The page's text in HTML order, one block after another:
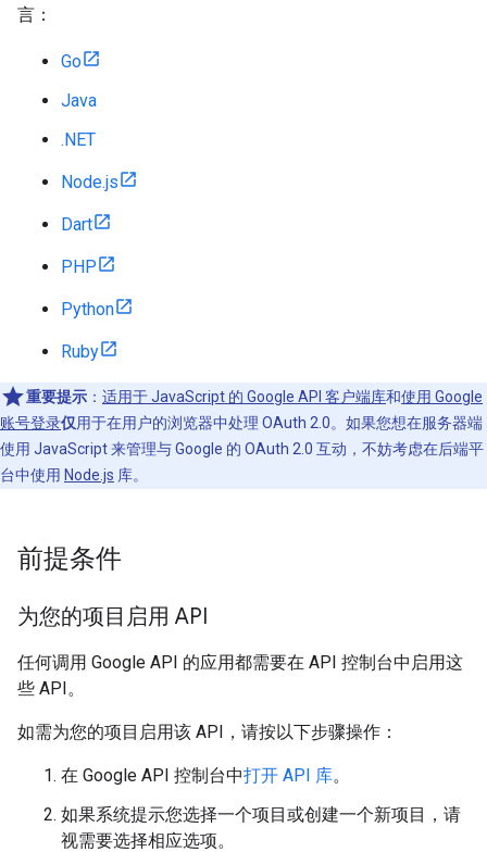
言：
Go
Java
.NET
Node.js
Dart
PHP
Python
Ruby
重要提示 ： 适用于 JavaScript 的 Google API 客户端库和使用 Google
账号登录仅用于在用户的浏览器中处理 OAuth 2.0。如果您想在服务器端
使用 JavaScript 来管理与 Google 的 OAuth 2.0 互动，不妨考虑在后端平
台中使用 Node.js 库。
前提条件
为您的项目启用 API
任何调用 Google API 的应用都需要在 API 控制台中启用这
些 API。
如需为您的项目启用该 API，请按以下步骤操作：
在 Google API 控制台中打开 API 库。
如果系统提示您选择一个项目或创建一个新项目，请
视需要选择相应选项。